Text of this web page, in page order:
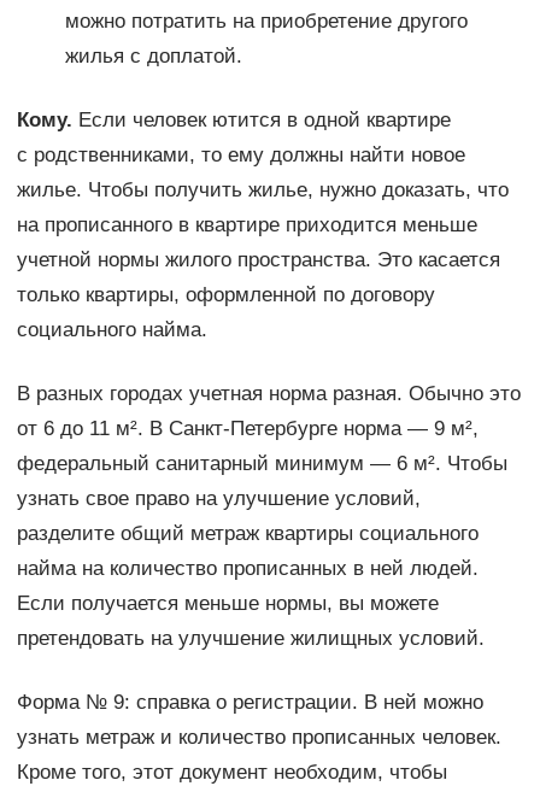
можно потратить на приобретение другого
жилья с доплатой.
Кому. Если человек ютится в одной квартире
с родственниками, то ему должны найти новое
жилье. Чтобы получить жилье, нужно доказать, что
на прописанного в квартире приходится меньше
учетной нормы жилого пространства. Это касается
только квартиры, оформленной по договору
социального найма.
В разных городах учетная норма разная. Обычно это
от 6 до 11 м². В Санкт-Петербурге норма — 9 м²,
федеральный санитарный минимум — 6 м². Чтобы
узнать свое право на улучшение условий,
разделите общий метраж квартиры социального
найма на количество прописанных в ней людей.
Если получается меньше нормы, вы можете
претендовать на улучшение жилищных условий.
Форма № 9: справка о регистрации. В ней можно
узнать метраж и количество прописанных человек.
Кроме того, этот документ необходим, чтобы